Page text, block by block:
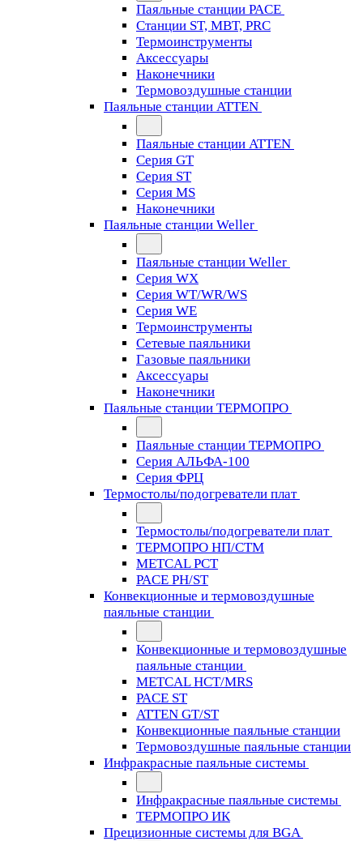
Паяльные станции PACE
Станции ST, MBT, PRC
Термоинструменты
Аксессуары
Наконечники
Термовоздушные станции
Паяльные станции ATTEN
Паяльные станции ATTEN
Серия GT
Серия ST
Серия MS
Наконечники
Паяльные станции Weller
Паяльные станции Weller
Серия WX
Серия WT/WR/WS
Серия WE
Термоинструменты
Сетевые паяльники
Газовые паяльники
Аксессуары
Наконечники
Паяльные станции ТЕРМОПРО
Паяльные станции ТЕРМОПРО
Серия АЛЬФА-100
Серия ФРЦ
Термостолы/подогреватели плат
Термостолы/подогреватели плат
ТЕРМОПРО НП/СТМ
METCAL PCT
PACE PH/ST
Конвекционные и термовоздушные
паяльные станции
Конвекционные и термовоздушные
паяльные станции
METCAL HCT/MRS
PACE ST
ATTEN GT/ST
Конвекционные паяльные станции
Термовоздушные паяльные станции
Инфракрасные паяльные системы
Инфракрасные паяльные системы
ТЕРМОПРО ИК
Прецизионные системы для BGA